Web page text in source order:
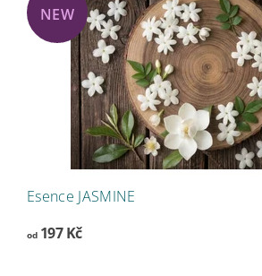
NEW
Esence JASMINE
od197 Kč